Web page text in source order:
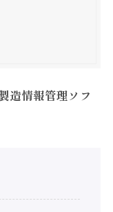
造情報管理ソフ